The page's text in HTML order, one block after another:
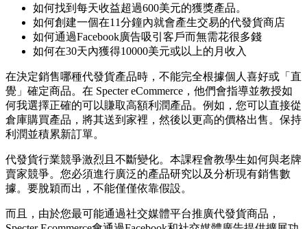
如何找到每天收益超過600美元的獲獎產品。
如何創建一個在11分鐘內就會產生交易的代發貨商店
如何通過Facebook廣告吸引客戶而無需花很多錢
如何在30天內獲得10000美元或以上的月收入
在決定銷售哪種代發貨產品時，不能完全根據個人喜好或「直
覺」確定商品。在 Specter eCommerce，他們會指導並教授如
何我選擇正確的可以賺取高額利潤產品。例如，您可以直接從
倉庫購買產品，將其送到家裡，然後以更高的價格出售。保持
利潤並積累新訂單。
代發貨行業競爭激烈且不斷變化。本課程會教學生如何與老牌
賣家競爭。您必須進行廣泛的產品研究以及分析現有銷售數
據。要脫穎而出，不能僅僅依靠假設。
而且，由於您最可能通過社交媒體平台推廣代發貨商品，